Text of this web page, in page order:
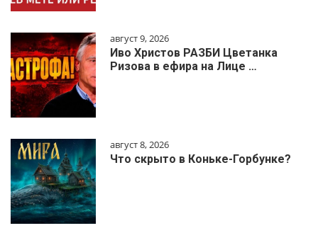
август 9, 2026
Иво Христов РАЗБИ Цветанка
Ризова в ефира на Лице …
август 8, 2026
Что скрыто в Коньке-Горбунке?